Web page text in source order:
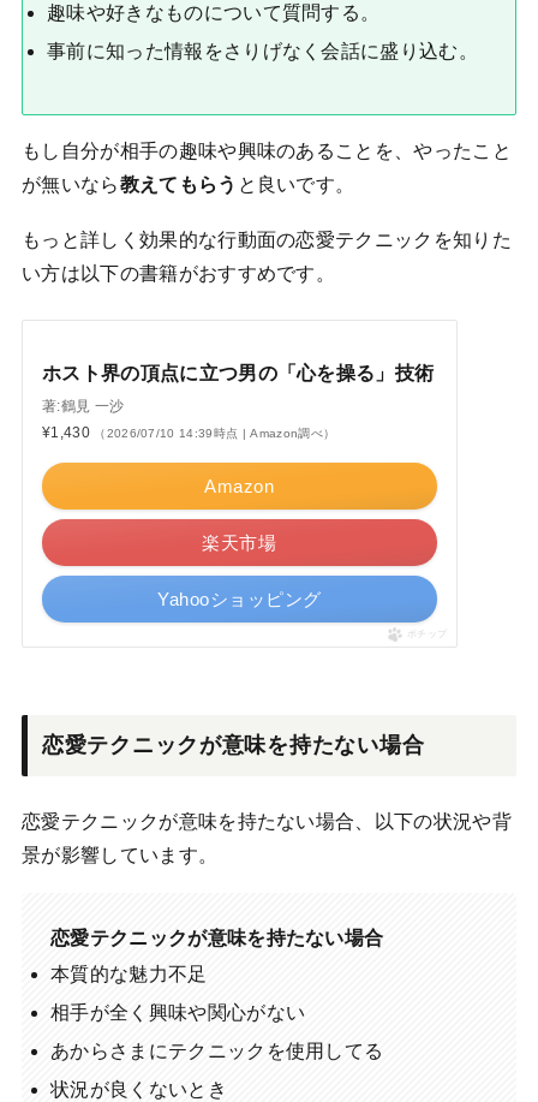
趣味や好きなものについて質問する。
事前に知った情報をさりげなく会話に盛り込む。
もし自分が相手の趣味や興味のあることを、やったこと
が無いなら教えてもらう と良いです。
もっと詳しく効果的な行動面の恋愛テクニックを知りた
い方は以下の書籍がおすすめです。
ホスト界の頂点に立つ男の「心を操る」技術
著:鶴見 一沙
¥1,430
（2026/07/10 14:39時点 | Amazon調べ）
Amazon
楽天市場
Yahooショッピング
ポチップ
恋愛テクニックが意味を持たない場合
恋愛テクニックが意味を持たない場合、以下の状況や背
景が影響しています。
恋愛テクニックが意味を持たない場合
本質的な魅力不足
相手が全く興味や関心がない
あからさまにテクニックを使用してる
状況が良くないとき